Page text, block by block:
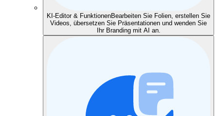
KI-Editor & FunktionenBearbeiten Sie Folien, erstellen Sie
Videos, übersetzen Sie Präsentationen und wenden Sie
Ihr Branding mit AI an.